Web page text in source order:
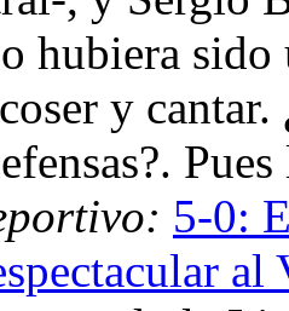
hubiera sido
y
5-0:
al